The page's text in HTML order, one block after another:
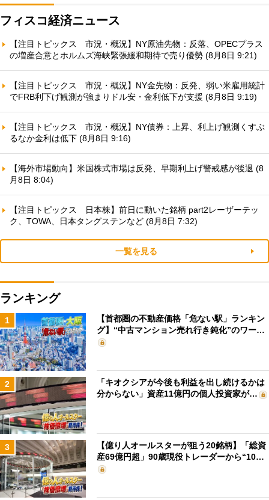
フィスコ経済ニュース
【注目トピックス 市況・概況】NY原油先物：反落、OPECプラス
の増産合意とホルムズ海峡緊張緩和期待で売り優勢 (8月8日 9:21)
【注目トピックス 市況・概況】NY金先物：反発、弱い米雇用統計
でFRB利下げ観測が強まりドル安・金利低下が支援 (8月8日 9:19)
【注目トピックス 市況・概況】NY債券：上昇、利上げ観測くすぶ
るなか金利は低下 (8月8日 9:16)
【海外市場動向】米国株式市場は反発、早期利上げ警戒感が後退 (8
月8日 8:04)
【注目トピックス 日本株】前日に動いた銘柄 part2レーザーテッ
ク、TOWA、日本タングステンなど (8月8日 7:32)
一覧を見る
ランキング
1
【首都圏の不動産価格「危ない駅」ランキン
グ】“中古マンション売れ行き鈍化”のワー…
2
「キオクシアが今後も利益を出し続けるかは
分からない」資産11億円の個人投資家が…
3
【億り人オールスターが狙う20銘柄】「総資
産69億円超」90歳現役トレーダーから“10…